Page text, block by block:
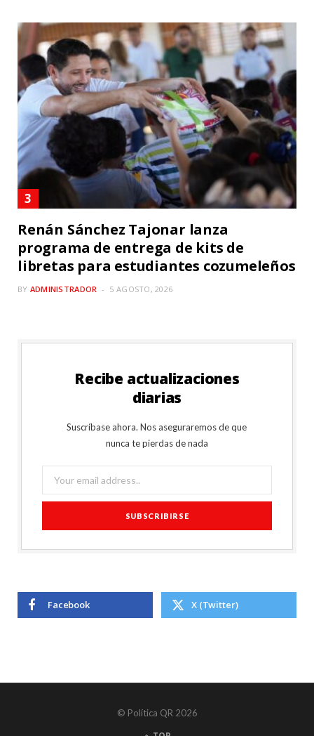
Renán Sánchez Tajonar lanza
programa de entrega de kits de
libretas para estudiantes cozumeleños
BY ADMINISTRADOR 5 AGOSTO, 2026
Recibe actualizaciones
diarias
Suscríbase ahora. Nos aseguraremos de que
nunca te pierdas de nada
Facebook X (Twitter)
© Política QR 2026